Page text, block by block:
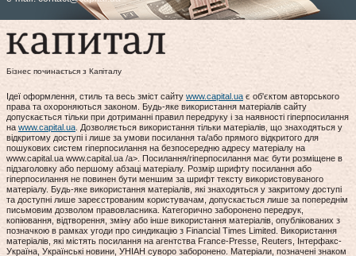
Бізнес починається з Капіталу
Ідеї оформлення, стиль та весь зміст сайту www.capital.ua є об'єктом авторського
права та охороняються законом. Будь-яке використання матеріалів сайту
допускається тільки при дотриманні правил передруку і за наявності гіперпосилання
на www.capital.ua . Дозволяється використання тільки матеріалів, що знаходяться у
відкритому доступі і лише за умови посилання та/або прямого відкритого для
пошукових систем гіперпосилання на безпосередню адресу матеріалу на
www.capital.ua www.capital.ua /a>. Посилання/гіперпосилання має бути розміщене в
підзаголовку або першому абзаці матеріалу. Розмір шрифту посилання або
гіперпосилання не повинен бути меншим за шрифт тексту використовуваного
матеріалу. Будь-яке використання матеріалів, які знаходяться у закритому доступі
та доступні лише зареєстрованим користувачам, допускається лише за попереднім
письмовим дозволом правовласника. Категорично заборонено передрук,
копіювання, відтворення, зміну або інше використання матеріалів, опублікованих з
позначкою в рамках угоди про синдикацію з Financial Times Limited. Використання
матеріалів, які містять посилання на агентства France-Presse, Reuters, Інтерфакс-
Україна, Українські новини, УНІАН суворо заборонено. Матеріали, позначені знаком